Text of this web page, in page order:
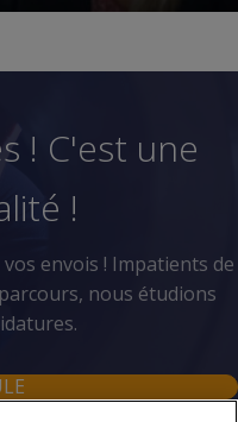
! C'est une
!
envois ! Impatients de
nous étudions